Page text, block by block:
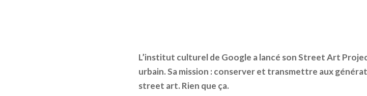
L’institut culturel de Google a lancé son Street Art
urbain. Sa mission : conserver et transmettre aux
street art. Rien que ça.